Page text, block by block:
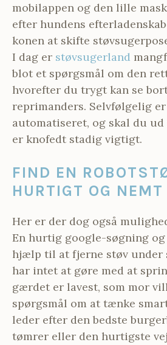
mobilappen og den lille
efter hundens
konen at skifte
I dag er støvsugerland
blot et spørgsmål om den
hvorefter du trygt kan se
reprimanders. Selvfølgelig
automatiseret, og skal du ud
er knofedt stadig vigtigt.
FIND EN
HURTIGT OG NEMT
Her er der dog også
En hurtig google-søgning
hjælp til at fjerne støv under
har intet at gøre med at
gærdet er lavest, som mor
spørgsmål om at tænke
leder efter den bedste
tømrer eller den hurtigste